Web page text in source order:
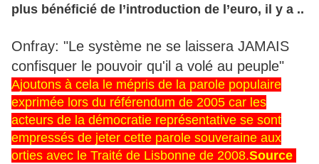
plus bénéficié de l’introduction de l’euro, il y a ..
Onfray: "Le système ne se laissera JAMAIS
confisquer le pouvoir qu'il a volé au peuple"
Ajoutons à cela le mépris de la parole populaire
exprimée lors du référendum de 2005 car les
acteurs de la démocratie représentative se sont
empressés de jeter cette parole souveraine aux
orties avec le Traité de Lisbonne de 2008.Source